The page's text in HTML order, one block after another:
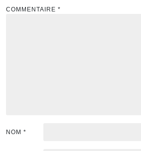
COMMENTAIRE *
NOM *